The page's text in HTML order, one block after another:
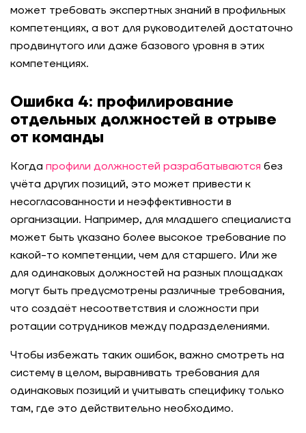
может требовать экспертных знаний в профильных
компетенциях, а вот для руководителей достаточно
продвинутого или даже базового уровня в этих
компетенциях.
Ошибка 4: профилирование
отдельных должностей в отрыве
от команды
Когда профили должностей разрабатываются без
учёта других позиций, это может привести к
несогласованности и неэффективности в
организации. Например, для младшего специалиста
может быть указано более высокое требование по
какой-то компетенции, чем для старшего. Или же
для одинаковых должностей на разных площадках
могут быть предусмотрены различные требования,
что создаёт несоответствия и сложности при
ротации сотрудников между подразделениями.
Чтобы избежать таких ошибок, важно смотреть на
систему в целом, выравнивать требования для
одинаковых позиций и учитывать специфику только
там, где это действительно необходимо.